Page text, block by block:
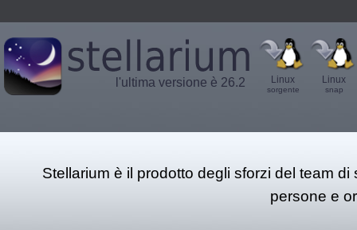
l'ultima versione è 26.2 Linux
sorgente
Linux
snap
Stellarium è il prodotto degli sforzi del team
persone e